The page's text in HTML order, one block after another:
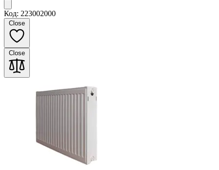
Код: 223002000
Close
Close